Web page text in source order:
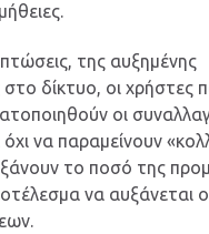
της αυξημένης
δίκτυο, οι χρήστες
οι
να παραμείνουν
το ποσό της
να αυξάνεται